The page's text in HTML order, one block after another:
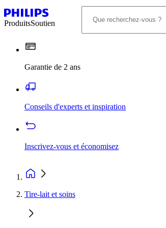
ProduitsSoutien
Garantie de 2 ans
Conseils d'experts et inspiration
Inscrivez-vous et économisez
Tire-lait et soins